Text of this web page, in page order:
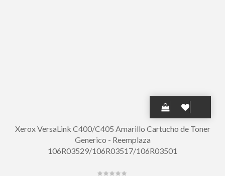
Xerox VersaLink C400/C405 Amarillo Cartucho de Toner
Generico - Reemplaza
106R03529/106R03517/106R03501